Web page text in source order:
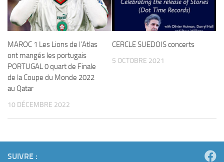
MAROC 1 Les Lions de l’Atlas
ont mangés les portugais
PORTUGAL 0 quart de Finale
de la Coupe du Monde 2022
au Qatar
10 DÉCEMBRE 2022
CERCLE SUEDOIS concerts
5 OCTOBRE 2021
SUIVRE :